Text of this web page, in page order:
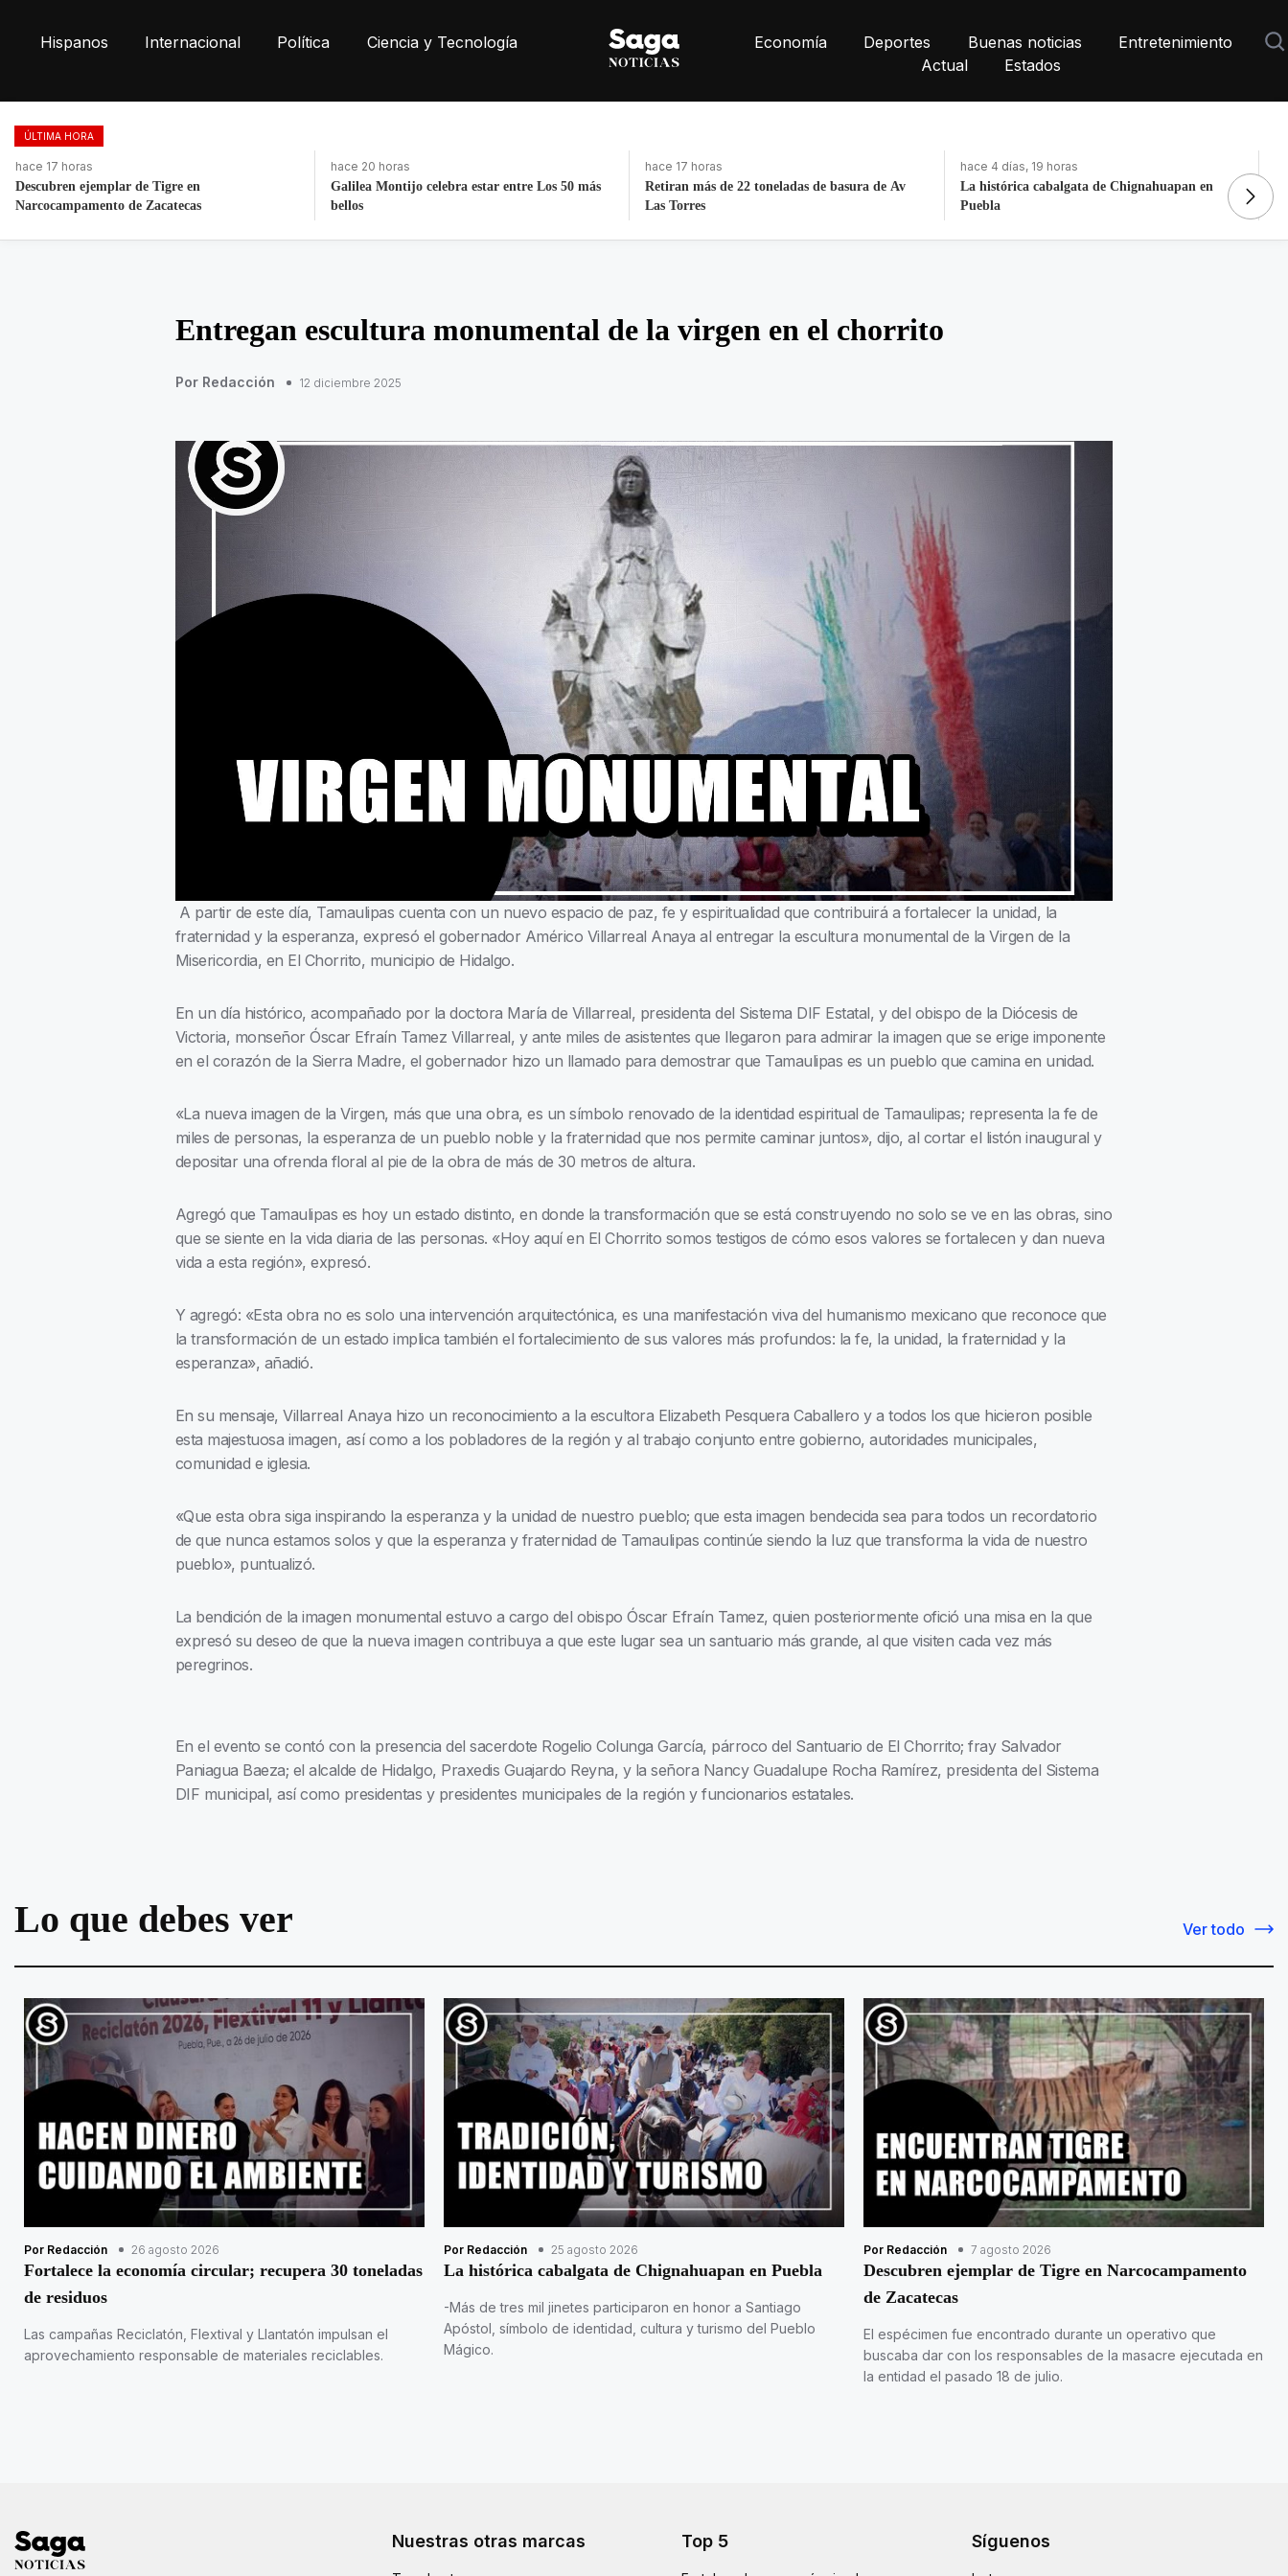
Hispanos Internacional Política Ciencia y Tecnología Economía Deportes Buenas noticias
Entretenimiento
Actual
Estados
ÚLTIMA HORA
hace 20 horas
Galilea Montijo celebra estar entre Los 50 más
bellos
hace 17 horas
Retiran más de 22 toneladas de basura de Av
Las Torres
hace 4 días, 19 horas
La histórica cabalgata de Chignahuapan en
Puebla
hace 4 días, 19 horas
Fortalece la economía circular; recupera 30
toneladas de residuos
Entregan escultura monumental de la virgen en el chorrito
Por Redacción 12 diciembre 2025
A partir de este día, Tamaulipas cuenta con un nuevo espacio de paz, fe y espiritualidad que contribuirá a fortalecer la unidad, la
fraternidad y la esperanza, expresó el gobernador Américo Villarreal Anaya al entregar la escultura monumental de la Virgen de la
Misericordia, en El Chorrito, municipio de Hidalgo.
En un día histórico, acompañado por la doctora María de Villarreal, presidenta del Sistema DIF Estatal, y del obispo de la Diócesis de
Victoria, monseñor Óscar Efraín Tamez Villarreal, y ante miles de asistentes que llegaron para admirar la imagen que se erige imponente
en el corazón de la Sierra Madre, el gobernador hizo un llamado para demostrar que Tamaulipas es un pueblo que camina en unidad.
«La nueva imagen de la Virgen, más que una obra, es un símbolo renovado de la identidad espiritual de Tamaulipas; representa la fe de
miles de personas, la esperanza de un pueblo noble y la fraternidad que nos permite caminar juntos», dijo, al cortar el listón inaugural y
depositar una ofrenda floral al pie de la obra de más de 30 metros de altura.
Agregó que Tamaulipas es hoy un estado distinto, en donde la transformación que se está construyendo no solo se ve en las obras, sino
que se siente en la vida diaria de las personas. «Hoy aquí en El Chorrito somos testigos de cómo esos valores se fortalecen y dan nueva
vida a esta región», expresó.
Y agregó: «Esta obra no es solo una intervención arquitectónica, es una manifestación viva del humanismo mexicano que reconoce que
la transformación de un estado implica también el fortalecimiento de sus valores más profundos: la fe, la unidad, la fraternidad y la
esperanza», añadió.
En su mensaje, Villarreal Anaya hizo un reconocimiento a la escultora Elizabeth Pesquera Caballero y a todos los que hicieron posible
esta majestuosa imagen, así como a los pobladores de la región y al trabajo conjunto entre gobierno, autoridades municipales,
comunidad e iglesia.
«Que esta obra siga inspirando la esperanza y la unidad de nuestro pueblo; que esta imagen bendecida sea para todos un recordatorio
de que nunca estamos solos y que la esperanza y fraternidad de Tamaulipas continúe siendo la luz que transforma la vida de nuestro
pueblo», puntualizó.
La bendición de la imagen monumental estuvo a cargo del obispo Óscar Efraín Tamez, quien posteriormente ofició una misa en la que
expresó su deseo de que la nueva imagen contribuya a que este lugar sea un santuario más grande, al que visiten cada vez más
peregrinos.
En el evento se contó con la presencia del sacerdote Rogelio Colunga García, párroco del Santuario de El Chorrito; fray Salvador
Paniagua Baeza; el alcalde de Hidalgo, Praxedis Guajardo Reyna, y la señora Nancy Guadalupe Rocha Ramírez, presidenta del Sistema
DIF municipal, así como presidentas y presidentes municipales de la región y funcionarios estatales.
Lo que debes ver Ver todo
Por Redacción 26 agosto 2026
Fortalece la economía circular; recupera 30 toneladas
de residuos
Las campañas Reciclatón, Flextival y Llantatón impulsan el
aprovechamiento responsable de materiales reciclables.
Por Redacción 25 agosto 2026
La histórica cabalgata de Chignahuapan en Puebla
-Más de tres mil jinetes participaron en honor a Santiago
Apóstol, símbolo de identidad, cultura y turismo del Pueblo
Mágico.
Por Redacción 7 agosto 2026
Descubren ejemplar de Tigre en Narcocampamento
de Zacatecas
El espécimen fue encontrado durante un operativo que
buscaba dar con los responsables de la masacre ejecutada en
la entidad el pasado 18 de julio.
Nuestras otras marcas Top 5 Síguenos